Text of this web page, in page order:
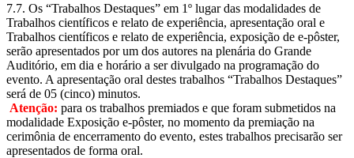
7.7. Os “Trabalhos Destaques” em 1º lugar das modalidades de
Trabalhos científicos e relato de experiência, apresentação oral e
Trabalhos científicos e relato de experiência, exposição de e-pôster,
serão apresentados por um dos autores na plenária do Grande
Auditório, em dia e horário a ser divulgado na programação do
evento. A apresentação oral destes trabalhos “Trabalhos Destaques”
será de 05 (cinco) minutos.
Atenção: para os trabalhos premiados e que foram submetidos na
modalidade Exposição e-pôster, no momento da premiação na
cerimônia de encerramento do evento, estes trabalhos precisarão ser
apresentados de forma oral.